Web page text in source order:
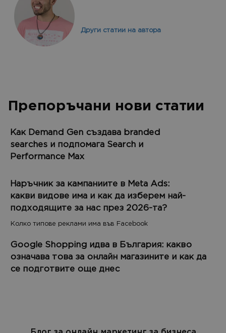
Други статии на автора
Препоръчани нови статии
Как Demand Gen създава branded
searches и подпомага Search и
Performance Max
Наръчник за кампаниите в Meta Ads:
какви видове има и как да изберем най-
подходящите за нас през 2026-та?
Колко типове реклами има във Facebook
Google Shopping идва в България: какво
означава това за онлайн магазините и как да
се подготвите още днес